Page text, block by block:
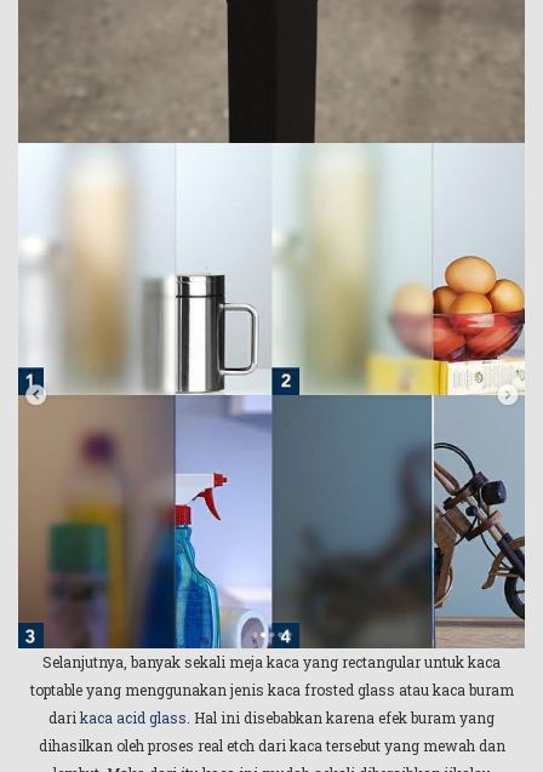
Selanjutnya, banyak sekali meja kaca yang rectangular untuk kaca
toptable yang menggunakan jenis kaca frosted glass atau kaca buram
dari kaca acid glass Hal ini disebabkan karena efek buram yang
dihasilkan oleh proses real etch dari kaca tersebut yang mewah dan